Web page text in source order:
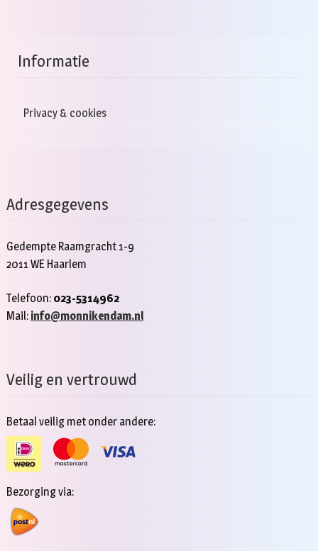
Informatie
Privacy & cookies
Adresgegevens
Gedempte Raamgracht 1-9
2011 WE Haarlem
Telefoon: 023-5314962
Mail: info@monnikendam.nl
Veilig en vertrouwd
Betaal veilig met onder andere:
Bezorging via: